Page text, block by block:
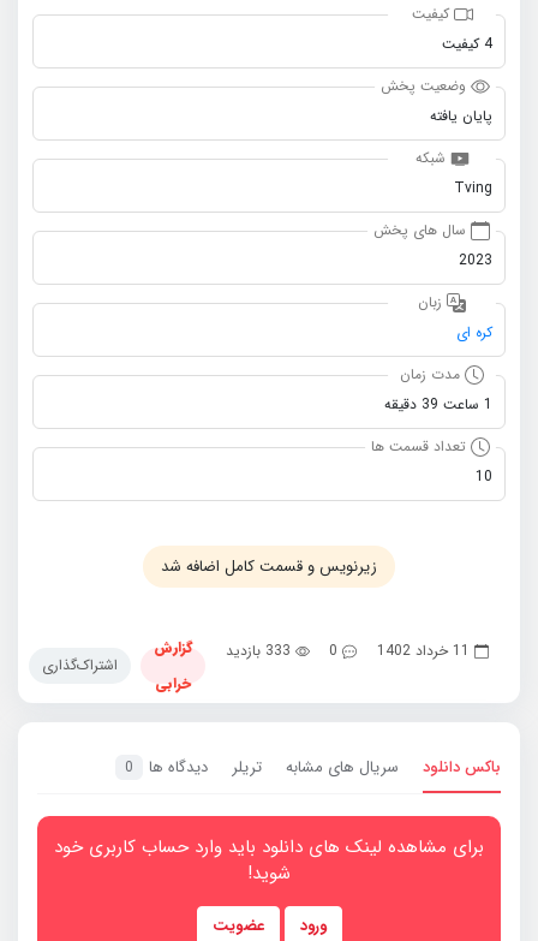
کیفیت
4 کیفیت
وضعیت پخش
پایان یافته
شبکه
Tving
سال های پخش
2023
زبان
کره ای
مدت زمان
1 ساعت 39 دقیقه
تعداد قسمت ها
10
زیرنویس و قسمت کامل اضافه شد
11 خرداد 1402 0 333 بازدید
گزارش
خرابی
اشتراک‌گذاری
باکس دانلود سریال های مشابه تریلر دیدگاه ها 0
برای مشاهده لینک های دانلود باید وارد حساب کاربری خود
شوید!
ورود عضویت